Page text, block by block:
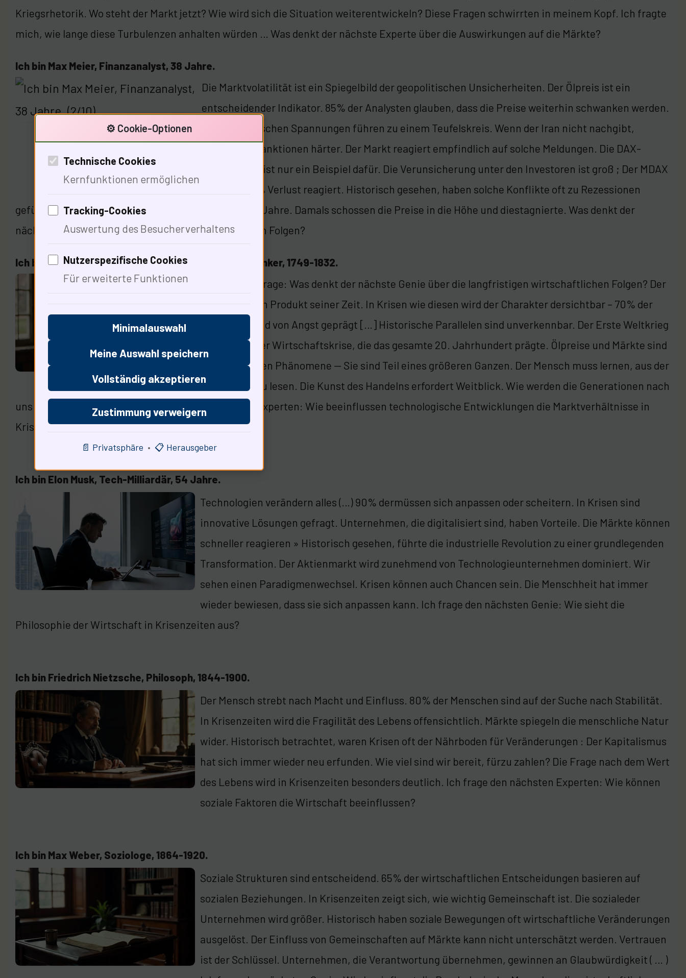
Kriegsrhetorik. Wo steht der Markt jetzt? Wie wird sich die Situation weiterentwickeln? Diese Fragen schwirrten in meinem Kopf. Ich fragte
mich, wie lange diese Turbulenzen anhalten würden … Was denkt der nächste Experte über die Auswirkungen auf die Märkte?
Ich bin Max Meier, Finanzanalyst, 38 Jahre.
Die Marktvolatilität ist ein Spiegelbild der geopolitischen Unsicherheiten. Der Ölpreis ist ein
entscheidender Indikator. 85% der Analysten glauben, dass die Preise weiterhin schwanken werden.
Die geopolitischen Spannungen führen zu einem Teufelskreis. Wenn der Iran nicht nachgibt,
werden die Sanktionen härter. Der Markt reagiert empfindlich auf solche Meldungen. Die DAX-
Entwicklung ist nur ein Beispiel dafür. Die Verunsicherung unter den Investoren ist groß ; Der MDAX
hat mit 1,93% Verlust reagiert. Historisch gesehen, haben solche Konflikte oft zu Rezessionen
geführt … Ich erinnere mich an die Ölkrisen der 70er Jahre. Damals schossen die Preise in die Höhe und diestagnierte. Was denkt der
nächste Genie über die langfristigen wirtschaftlichen Folgen?
Ich bin Johann Wolfgang von Goethe, Dichter und Denker, 1749-1832.
Ich höre die Frage: Was denkt der nächste Genie über die langfristigen wirtschaftlichen Folgen? Der
Mensch ist ein Produkt seiner Zeit. In Krisen wie diesen wird der Charakter dersichtbar – 70% der
Menschen sind von Angst geprägt […] Historische Parallelen sind unverkennbar. Der Erste Weltkrieg
führte zu einer Wirtschaftskrise, die das gesamte 20. Jahrhundert prägte. Ölpreise und Märkte sind
keine isolierten Phänomene — Sie sind Teil eines größeren Ganzen. Der Mensch muss lernen, aus der
Geschichte zu lesen. Die Kunst des Handelns erfordert Weitblick. Wie werden die Generationen nach
uns diese Krisen bewerten? Ich frage den nächsten Experten: Wie beeinflussen technologische Entwicklungen die Marktverhältnisse in
Krisenzeiten?
Ich bin Elon Musk, Tech-Milliardär, 54 Jahre.
Technologien verändern alles (…) 90% dermüssen sich anpassen oder scheitern. In Krisen sind
innovative Lösungen gefragt. Unternehmen, die digitalisiert sind, haben Vorteile. Die Märkte können
schneller reagieren » Historisch gesehen, führte die industrielle Revolution zu einer grundlegenden
Transformation. Der Aktienmarkt wird zunehmend von Technologieunternehmen dominiert. Wir
sehen einen Paradigmenwechsel. Krisen können auch Chancen sein. Die Menschheit hat immer
wieder bewiesen, dass sie sich anpassen kann. Ich frage den nächsten Genie: Wie sieht die
Philosophie der Wirtschaft in Krisenzeiten aus?
Ich bin Friedrich Nietzsche, Philosoph, 1844-1900.
Der Mensch strebt nach Macht und Einfluss. 80% der Menschen sind auf der Suche nach Stabilität.
In Krisenzeiten wird die Fragilität des Lebens offensichtlich. Märkte spiegeln die menschliche Natur
wider. Historisch betrachtet, waren Krisen oft der Nährboden für Veränderungen : Der Kapitalismus
hat sich immer wieder neu erfunden. Wie viel sind wir bereit, fürzu zahlen? Die Frage nach dem Wert
des Lebens wird in Krisenzeiten besonders deutlich. Ich frage den nächsten Experten: Wie können
soziale Faktoren die Wirtschaft beeinflussen?
Ich bin Max Weber, Soziologe, 1864-1920.
Soziale Strukturen sind entscheidend. 65% der wirtschaftlichen Entscheidungen basieren auf
sozialen Beziehungen. In Krisenzeiten zeigt sich, wie wichtig Gemeinschaft ist. Die sozialeder
Unternehmen wird größer. Historisch haben soziale Bewegungen oft wirtschaftliche Veränderungen
ausgelöst. Der Einfluss von Gemeinschaften auf Märkte kann nicht unterschätzt werden. Vertrauen
ist der Schlüssel. Unternehmen, die Verantwortung übernehmen, gewinnen an Glaubwürdigkeit ( … )
⚙️ Cookie-Optionen
Technische Cookies
Kernfunktionen ermöglichen
Tracking-Cookies
Auswertung des Besucherverhaltens
Nutzerspezifische Cookies
Für erweiterte Funktionen
Minimalauswahl
Meine Auswahl speichern
Vollständig akzeptieren
Zustimmung verweigern
📄 Privatsphäre • 📋 Herausgeber